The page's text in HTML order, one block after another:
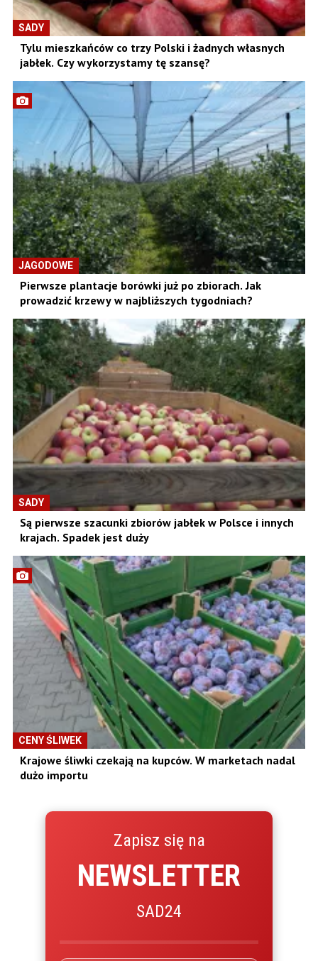
SADY
Tylu mieszkańców co trzy Polski i żadnych własnych
jabłek. Czy wykorzystamy tę szansę?
JAGODOWE
Pierwsze plantacje borówki już po zbiorach. Jak
prowadzić krzewy w najbliższych tygodniach?
SADY
Są pierwsze szacunki zbiorów jabłek w Polsce i innych
krajach. Spadek jest duży
CENY ŚLIWEK
Krajowe śliwki czekają na kupców. W marketach nadal
dużo importu
Zapisz się na
NEWSLETTER
SAD24